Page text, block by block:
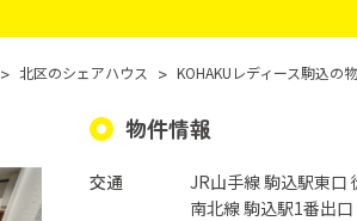
> 北区のシェアハウス > KOHAKUレディース駒込の
物件情報
交通
JR山手線 駒込駅東口
南北線 駒込駅1番出